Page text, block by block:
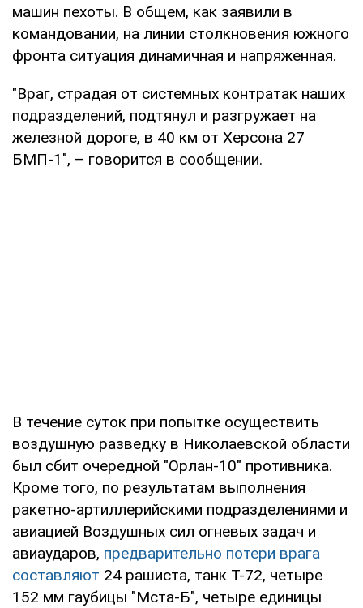
машин пехоты. В общем, как заявили в
командовании, на линии столкновения южного
фронта ситуация динамичная и напряженная.
"Враг, страдая от системных контратак наших
подразделений, подтянул и разгружает на
железной дороге, в 40 км от Херсона 27
БМП-1", – говорится в сообщении.
В течение суток при попытке осуществить
воздушную разведку в Николаевской области
был сбит очередной "Орлан-10" противника.
Кроме того, по результатам выполнения
ракетно-артиллерийскими подразделениями и
авиацией Воздушных сил огневых задач и
авиаударов, предварительно потери врага
составляют 24 рашиста, танк Т-72, четыре
152 мм гаубицы "Мста-Б", четыре единицы